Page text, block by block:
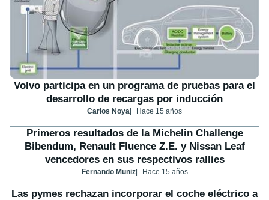
Volvo participa en un programa de pruebas para el
desarrollo de recargas por inducción
Carlos Noya Hace 15 años
Primeros resultados de la Michelin Challenge
Bibendum, Renault Fluence Z.E. y Nissan Leaf
vencedores en sus respectivos rallies
Fernando Muniz Hace 15 años
Las pymes rechazan incorporar el coche eléctrico a